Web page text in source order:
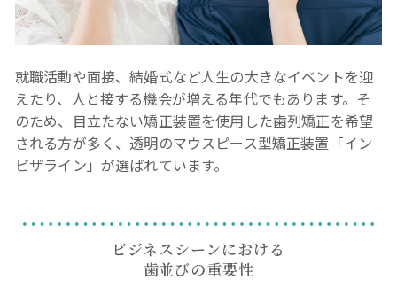
就職活動や面接、結婚式など人生の大きなイベントを迎
えたり、人と接する機会が増える年代でもあります。そ
のため、目立たない矯正装置を使用した歯列矯正を希望
される方が多く、透明のマウスピース型矯正装置「イン
ビザライン」が選ばれています。
ビジネスシーンにおける
歯並びの重要性